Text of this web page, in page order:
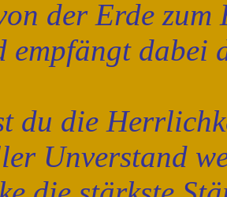
der Erde
empfängt dabei
du die
Unverstand